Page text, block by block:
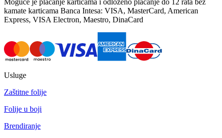
Moguće je plaćanje karticama i odloženo plaćanje do 12 rata bez
kamate karticama Banca Intesa: VISA, MasterCard, American
Express, VISA Electron, Maestro, DinaCard
Usluge
Zaštitne folije
Folije u boji
Brendiranje